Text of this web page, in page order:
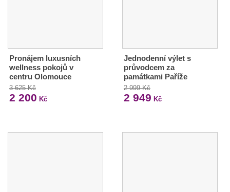
Pronájem luxusních
wellness pokojů v
centru Olomouce
3 625 Kč
2 200 Kč
Jednodenní výlet s
průvodcem za
památkami Paříže
2 999 Kč
2 949 Kč